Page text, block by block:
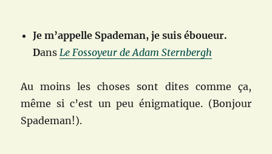
Je m’appelle Spademan, je suis éboueur.
Dans Le Fossoyeur de Adam Sternbergh
Au moins les choses sont dites comme ça,
même si c’est un peu énigmatique. (Bonjour
Spademan!).